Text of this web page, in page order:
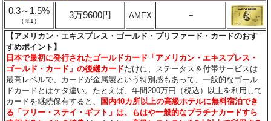
0.3～1.5%
（※1）
3万9600円 AMEX －
【アメリカン・エキスプレス・ゴールド・プリファード・カードのおす
すめポイント】
日本で最初に発行されたゴールドカード「アメリカン・エキスプレス・
ゴールド・カード」の後継カードだけに、ステータス＆付帯サービスは
最高レベルで、カードが金属製という特別感もあって、一般的なゴール
ドカードとはケタ違い。たとえば、年間200万円（税込）以上を利用して
カードを継続保有すると、
国内40カ所以上の高級ホテルに無料宿泊でき
る「フリー・ステイ・ギフト」は、もはや一般的なプラチナカードすら